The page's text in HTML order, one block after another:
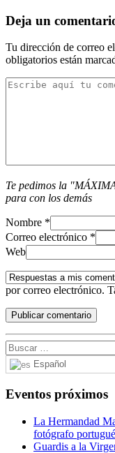
Deja un
Tu dirección de correo
obligatorios están
Te pedimos la
para con los demás
Nombre *
Correo electrónico *
Web
por correo electrónico.
Español
Eventos próximos
La Hermandad
fotógrafo
Guardis a la